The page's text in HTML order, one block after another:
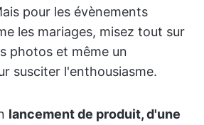
pour les évènements
les mariages, misez tout sur
photos et même un
susciter l'enthousiasme.
lancement de produit, d'une